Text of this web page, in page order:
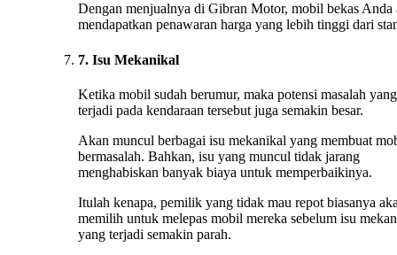
Dengan menjualnya di Gibran Motor, mobil bekas Anda
mendapatkan penawaran harga yang lebih tinggi dari
7. Isu Mekanikal
Ketika mobil sudah berumur, maka potensi masalah yang
terjadi pada kendaraan tersebut juga semakin besar.
Akan muncul berbagai isu mekanikal yang membuat
bermasalah. Bahkan, isu yang muncul tidak jarang
menghabiskan banyak biaya untuk memperbaikinya.
Itulah kenapa, pemilik yang tidak mau repot biasanya
memilih untuk melepas mobil mereka sebelum isu
yang terjadi semakin parah.